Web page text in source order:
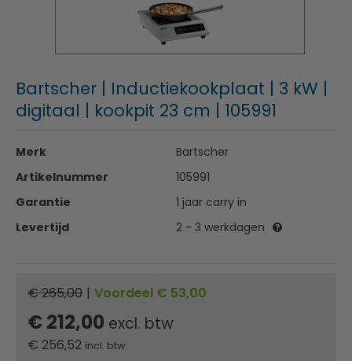
Bartscher | Inductiekookplaat | 3 kW |
digitaal | kookpit 23 cm | 105991
Merk
Bartscher
Artikelnummer
105991
Garantie
1 jaar carry in
Levertijd
2 - 3 werkdagen
€ 265,00 | Voordeel € 53,00
€ 212,00 excl. btw
€ 256,52 incl. btw